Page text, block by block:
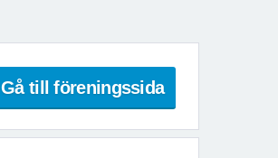
Gå till föreningssida